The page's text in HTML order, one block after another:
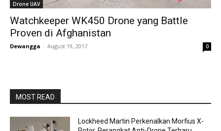
Drone UAV
Watchkeeper WK450 Drone yang Battle
Proven di Afghanistan
Dewangga - August 19, 2017 0
MOST READ
Lockheed Martin Perkenalkan Morfius X-